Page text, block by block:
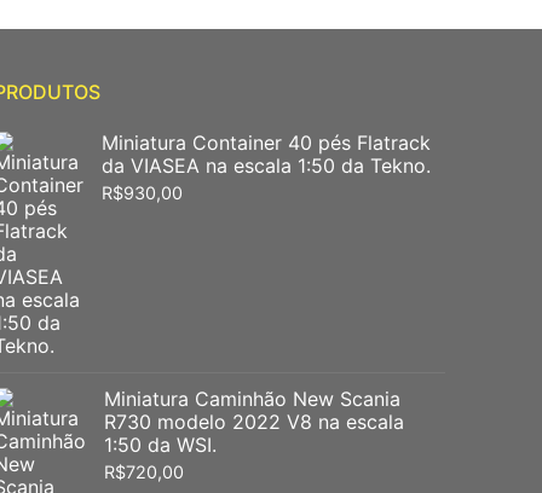
Miniatura Container 40 pés Flatrack
da VIASEA na escala 1:50 da Tekno.
R$930,00
Miniatura Caminhão New Scania
R730 modelo 2022 V8 na escala
1:50 da WSI.
R$720,00